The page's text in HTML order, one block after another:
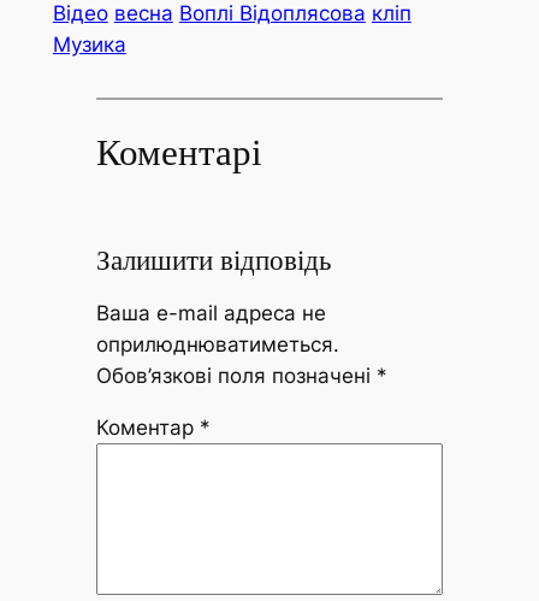
Відео весна Воплі Відоплясова кліп
Музика
Коментарі
Залишити відповідь
Ваша e-mail адреса не
оприлюднюватиметься.
Обов’язкові поля позначені *
Коментар *